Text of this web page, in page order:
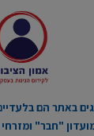
באתר הם
"חבר" ומזרחי